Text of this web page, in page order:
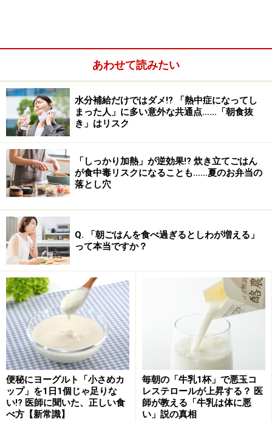
コレステロールは、どこから来てどこに行
くの？
厚生労働省の「食事摂取基準」によると、コレステロー
ルについては次のようにまとめられています(概略をまと
めます)。
コレステロールは体内で合成できる脂質で、12～
13mg/kg体重/日(体重50kgの人で600～650mg/日)生産さ
れています。摂取されたコレステロールの40～60%が吸
収されますが、個人差が大きいとみられています。
食事から摂取されたコレステロールは、体内でつくられ
るコレステロールの1/3～1/7に過ぎません。成人女性で
600mg未満が目安といわれています。
あわせて読みたい
水分補給だけではダメ!? 「熱中症になってし
まった人」に多い意外な共通点……「朝食抜
き」はリスク
「しっかり加熱」が逆効果!? 炊き立てごはん
が食中毒リスクになることも……夏のお弁当の
落とし穴
Q. 「朝ごはんを食べ過ぎるとしわが増える」
って本当ですか？
便秘にヨーグルト「小さめカ
ップ」を1日1個じゃ足りな
い!? 医師に聞いた、正しい食
べ方【新常識】
毎朝の「牛乳1杯」で悪玉コ
レステロールが上昇する？ 医
師が教える「牛乳は体に悪
い」説の真相